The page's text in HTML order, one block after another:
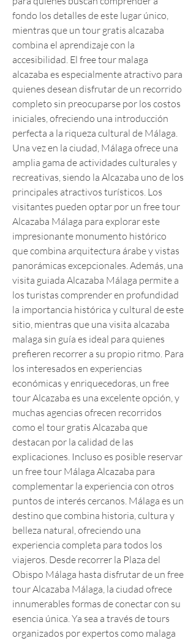
fondo los detalles de este lugar único,
mientras que un tour gratis alcazaba
combina el aprendizaje con la
accesibilidad. El free tour malaga
alcazaba es especialmente atractivo para
quienes desean disfrutar de un recorrido
completo sin preocuparse por los costos
iniciales, ofreciendo una introducción
perfecta a la riqueza cultural de Málaga.
Una vez en la ciudad, Málaga ofrece una
amplia gama de actividades culturales y
recreativas, siendo la Alcazaba uno de los
principales atractivos turísticos. Los
visitantes pueden optar por un free tour
Alcazaba Málaga para explorar este
impresionante monumento histórico
que combina arquitectura árabe y vistas
panorámicas excepcionales. Además, una
visita guiada Alcazaba Málaga permite a
los turistas comprender en profundidad
la importancia histórica y cultural de este
sitio, mientras que una visita alcazaba
malaga sin guía es ideal para quienes
prefieren recorrer a su propio ritmo. Para
los interesados en experiencias
económicas y enriquecedoras, un free
tour Alcazaba es una excelente opción, y
muchas agencias ofrecen recorridos
como el tour gratis Alcazaba que
destacan por la calidad de las
explicaciones. Incluso es posible reservar
un free tour Málaga Alcazaba para
complementar la experiencia con otros
puntos de interés cercanos. Málaga es un
destino que combina historia, cultura y
belleza natural, ofreciendo una
experiencia completa para todos los
viajeros. Desde recorrer la Plaza del
Obispo Málaga hasta disfrutar de un free
tour Alcazaba Málaga, la ciudad ofrece
innumerables formas de conectar con su
esencia única. Ya sea a través de tours
organizados por expertos como malaga